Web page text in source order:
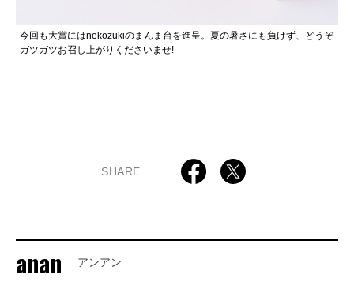
今回も大賞にはnekozukiのまんま台を進呈。夏の暑さにも負けず、どうぞ
ガツガツお召し上がりくださいませ!
SHARE
anan アンアン